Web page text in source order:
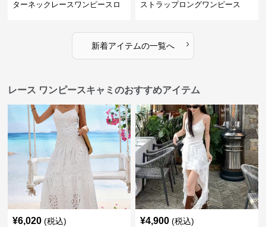
ターネックレースワンピースロ
ストラップロングワンピース
新着アイテムの一覧へ ›
レース ワンピースキャミのおすすめアイテム
¥6,020 (税込) ¥4,900 (税込)